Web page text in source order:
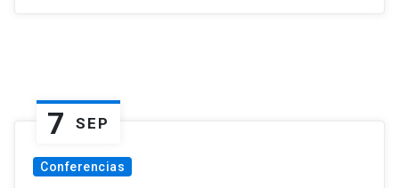
7 SEP
Conferencias